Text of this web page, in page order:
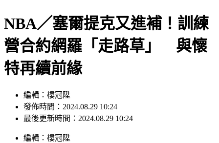
NBA／塞爾提克又進補！訓練
營合約網羅「走路草」 與懷
特再續前緣
編輯：樓冠陞
發佈時間：2024.08.29 10:24
最後更新時間：2024.08.29 10:24
編輯 ： 樓冠陞